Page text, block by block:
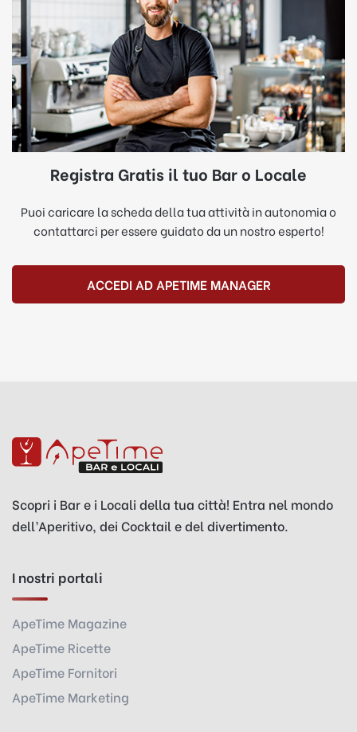
Registra Gratis il tuo Bar o Locale
Puoi caricare la scheda della tua attività in autonomia o
contattarci per essere guidato da un nostro esperto!
ACCEDI AD APETIME MANAGER
Scopri i Bar e i Locali della tua città! Entra nel mondo
dell’Aperitivo, dei Cocktail e del divertimento.
I nostri portali
ApeTime Magazine
ApeTime Ricette
ApeTime Fornitori
ApeTime Marketing